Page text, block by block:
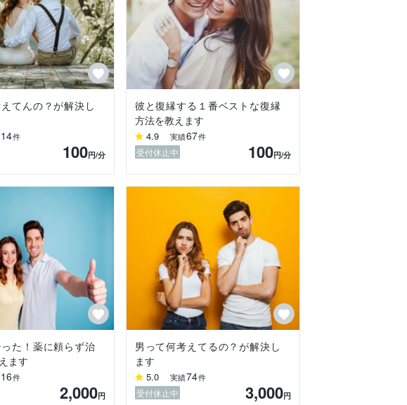
たいことがあれば何でも聞いて下さいね。
です。
軽にご相談下さいね。
てんの？が解決し
14件
100円/分
彼と復縁する１番ベストな復縁
方法を教えます
4.9 実績67件
受付休止中 100円/分
た！薬に頼らず治
ます
16件
2,000円
男って何考えてるの？が解決し
ます
5.0 実績74件
受付休止中 3,000円